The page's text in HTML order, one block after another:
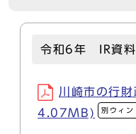
令和6年 IR資料
川崎市の行
4.07MB)
別ウィン